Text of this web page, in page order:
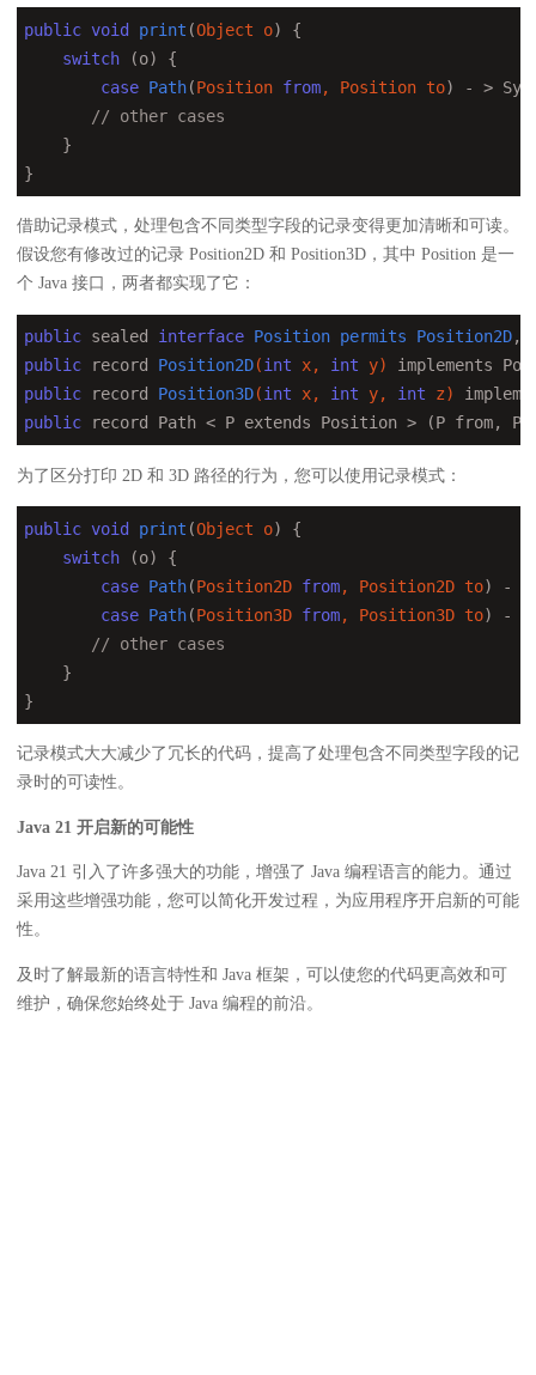
public void print (Object o) {
switch (o) {
case Path(Position from, Position to) - >
// other cases
    }
}
借助记录模式，处理包含不同类型字段的记录变得更加清晰和可读。
假设您有修改过的记录 Position2D 和 Position3D，其中 Position 是一
个 Java 接口，两者都实现了它：
public sealed interface Position permits Position2D,
public record Position2D(int x, int y)
implements
public record Position3D(int x, int y, int z)
public record Path < P extends Position > (P from,
为了区分打印 2D 和 3D 路径的行为，您可以使用记录模式：
public void print (Object o) {
switch (o) {
case Path(Position2D from, Position2D to) - >
case Path(Position3D from, Position3D to) - >
// other cases
    }
}
记录模式大大减少了冗长的代码，提高了处理包含不同类型字段的记
录时的可读性。
Java 21 开启新的可能性
Java 21 引入了许多强大的功能，增强了 Java 编程语言的能力。通过
采用这些增强功能，您可以简化开发过程，为应用程序开启新的可能
性。
及时了解最新的语言特性和 Java 框架，可以使您的代码更高效和可
维护，确保您始终处于 Java 编程的前沿。